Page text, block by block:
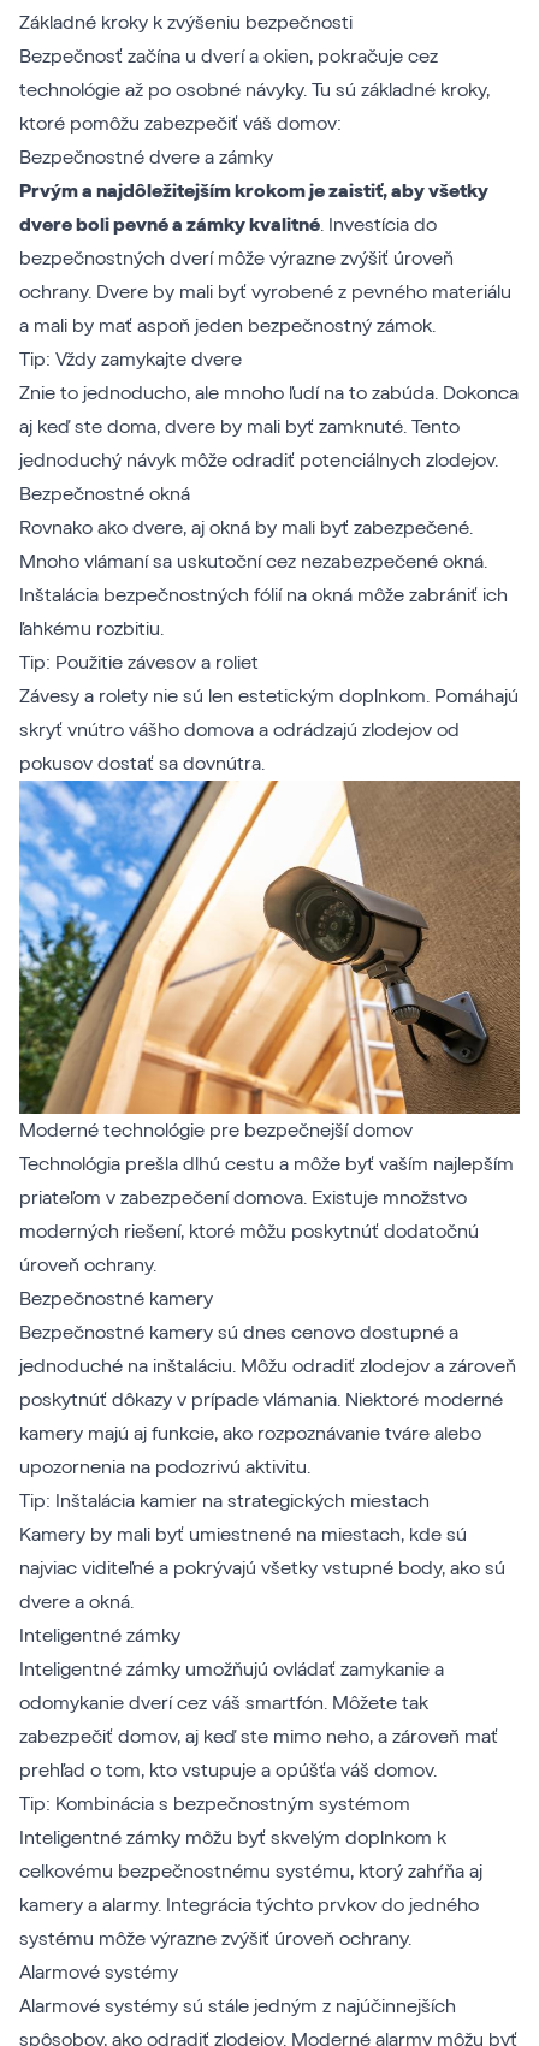
Základné kroky k zvýšeniu bezpečnosti
Bezpečnosť začína u dverí a okien, pokračuje cez
technológie až po osobné návyky. Tu sú základné kroky,
ktoré pomôžu zabezpečiť váš domov:
Bezpečnostné dvere a zámky
Prvým a najdôležitejším krokom je zaistiť, aby všetky
dvere boli pevné a zámky kvalitné . Investícia do
bezpečnostných dverí môže výrazne zvýšiť úroveň
ochrany. Dvere by mali byť vyrobené z pevného materiálu
a mali by mať aspoň jeden bezpečnostný zámok.
Tip: Vždy zamykajte dvere
Znie to jednoducho, ale mnoho ľudí na to zabúda. Dokonca
aj keď ste doma, dvere by mali byť zamknuté. Tento
jednoduchý návyk môže odradiť potenciálnych zlodejov.
Bezpečnostné okná
Rovnako ako dvere, aj okná by mali byť zabezpečené.
Mnoho vlámaní sa uskutoční cez nezabezpečené okná.
Inštalácia bezpečnostných fólií na okná môže zabrániť ich
ľahkému rozbitiu.
Tip: Použitie závesov a roliet
Závesy a rolety nie sú len estetickým doplnkom. Pomáhajú
skryť vnútro vášho domova a odrádzajú zlodejov od
pokusov dostať sa dovnútra.
Moderné technológie pre bezpečnejší domov
Technológia prešla dlhú cestu a môže byť vaším najlepším
priateľom v zabezpečení domova. Existuje množstvo
moderných riešení, ktoré môžu poskytnúť dodatočnú
úroveň ochrany.
Bezpečnostné kamery
Bezpečnostné kamery sú dnes cenovo dostupné a
jednoduché na inštaláciu. Môžu odradiť zlodejov a zároveň
poskytnúť dôkazy v prípade vlámania. Niektoré moderné
kamery majú aj funkcie, ako rozpoznávanie tváre alebo
upozornenia na podozrivú aktivitu.
Tip: Inštalácia kamier na strategických miestach
Kamery by mali byť umiestnené na miestach, kde sú
najviac viditeľné a pokrývajú všetky vstupné body, ako sú
dvere a okná.
Inteligentné zámky
Inteligentné zámky umožňujú ovládať zamykanie a
odomykanie dverí cez váš smartfón. Môžete tak
zabezpečiť domov, aj keď ste mimo neho, a zároveň mať
prehľad o tom, kto vstupuje a opúšťa váš domov.
Tip: Kombinácia s bezpečnostným systémom
Inteligentné zámky môžu byť skvelým doplnkom k
celkovému bezpečnostnému systému, ktorý zahŕňa aj
kamery a alarmy. Integrácia týchto prvkov do jedného
systému môže výrazne zvýšiť úroveň ochrany.
Alarmové systémy
Alarmové systémy sú stále jedným z najúčinnejších
spôsobov, ako odradiť zlodejov. Moderné alarmy môžu byť